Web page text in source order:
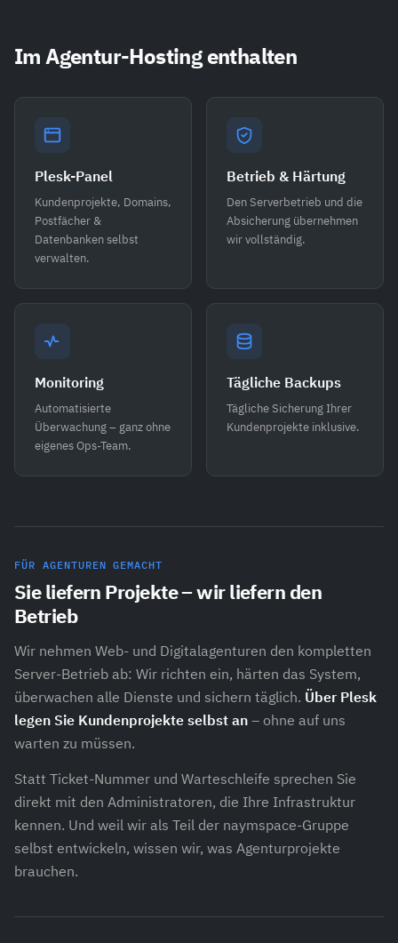
Im Agentur-Hosting enthalten
Plesk-Panel
Kundenprojekte, Domains,
Postfächer &
Datenbanken selbst
verwalten.
Betrieb & Härtung
Den Serverbetrieb und die
Absicherung übernehmen
wir vollständig.
Monitoring
Automatisierte
Überwachung – ganz ohne
eigenes Ops-Team.
Tägliche Backups
Tägliche Sicherung Ihrer
Kundenprojekte inklusive.
FÜR AGENTUREN GEMACHT
Sie liefern Projekte – wir liefern den
Betrieb
Wir nehmen Web- und Digitalagenturen den kompletten
Server-Betrieb ab: Wir richten ein, härten das System,
überwachen alle Dienste und sichern täglich. Über Plesk
legen Sie Kundenprojekte selbst an – ohne auf uns
warten zu müssen.
Statt Ticket-Nummer und Warteschleife sprechen Sie
direkt mit den Administratoren, die Ihre Infrastruktur
kennen. Und weil wir als Teil der naymspace-Gruppe
selbst entwickeln, wissen wir, was Agenturprojekte
brauchen.